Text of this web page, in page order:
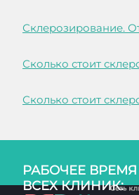
Склерозирование.
Сколько стоит
Сколько стоит
РАБОЧЕЕ ВРЕМЯ
ВСЕХ КЛИНИК: